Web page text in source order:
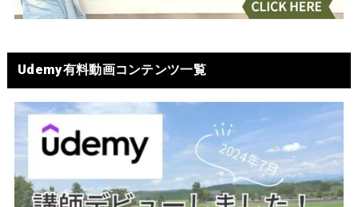
Udemy有料動画コンテンツ一覧